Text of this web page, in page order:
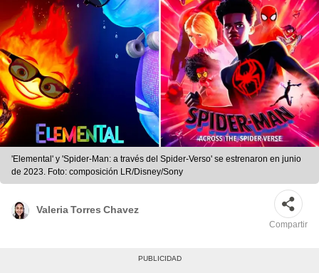
'Elemental' y 'Spider-Man: a través del Spider-Verso' se estrenaron en junio
de 2023. Foto: composición LR/Disney/Sony
Valeria Torres Chavez
Compartir